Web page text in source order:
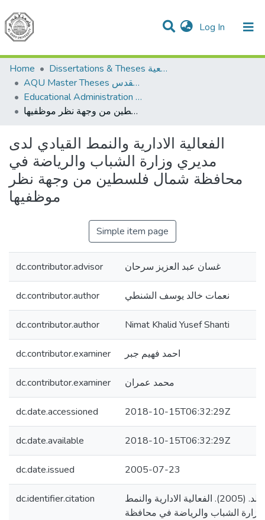
Log In (current)
Communities & Collections
All of DSpace
Home
Dissertations & Theses الرسائل الجامعية
AQU Master Theses الرسائل الجامعية الخاصة بجامعة القدس
Educational Administration الادارة التربوية
الفعالية الادارية والنمط القيادي لدى مديري وزارة الشباب والرياضة في محافظة شمال فلسطين من وجهة نظر موظفيها
الفعالية الادارية والنمط القيادي لدى
مديري وزارة الشباب والرياضة في
محافظة شمال فلسطين من وجهة نظر
موظفيها
Simple item page
dc.contributor.advisor غسان عبد العزيز سرحان
dc.contributor.author نعمات خالد يوسف الشنطي
dc.contributor.author Nimat Khalid Yusef Shanti
dc.contributor.examiner احمد فهيم جبر
dc.contributor.examiner محمد عمران
dc.date.accessioned 2018-10-15T06:32:29Z
dc.date.available 2018-10-15T06:32:29Z
dc.date.issued 2005-07-23
dc.identifier.citation
الشنطي، نعمات خالد. (2005). الفعالية الادارية والنمط
الشباب والرياضة في محافظة